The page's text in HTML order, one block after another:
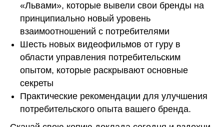
«Львами», которые вывели свои бренды на
принципиально новый уровень
взаимоотношений с потребителями
Шесть новых видеофильмов от гуру в
области управления потребительским
опытом, которые раскрывают основные
секреты
Практические рекомендации для улучшения
потребительского опыта вашего бренда.